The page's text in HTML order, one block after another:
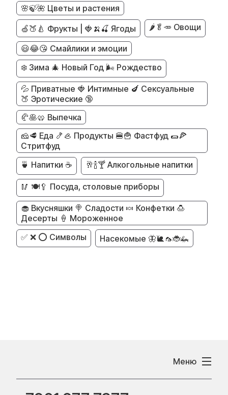
🌸🍃🌺 Цветы и растения
🍏🍑🍐 Фрукты | 🍓🍌🍒 Ягоды
🌶️🥬🥕 Овощи
😃😂😘 Смайлики и эмоции
❄️ Зима 🎄 Новый Год 🌬️ Рождество
💦 Приватные 🍓 Интимные 🍆 Сексуальные
🍑 Эротические 🔞
🥐🥞🥨 Выпечка
🧀🥩 Еда 🍤🦪 Продукты 🍔🍟 Фастфуд 🌯🍕
Стритфуд
🍵 Напитки ☕
🥂🍾🍸 Алкогольные напитки
🥢 🍽️🥄 Посуда, столовые приборы
🧁 Вкусняшки 🍭 Сладости 🍬 Конфетки 🍮
Десерты 🍦 Мороженное
✅ ❌ ⭕ Символы
Насекомые 🦋🐌🦟🐞🦗
Меню